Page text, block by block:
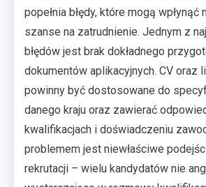
popełnia błędy, które mogą wpłynąć
szanse na zatrudnienie. Jednym z
błędów jest brak dokładnego
dokumentów aplikacyjnych. CV oraz
powinny być dostosowane do
danego kraju oraz zawierać
kwalifikacjach i doświadczeniu
problemem jest niewłaściwe
rekrutacji – wielu kandydatów nie